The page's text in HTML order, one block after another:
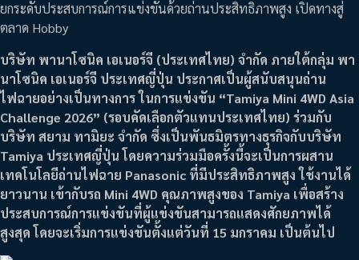
ยกระดับประสบการณ์การแข่งขันด้วยถ่านประสิทธิภาพสูง เปิดทางสู่
ตลาด Hobby
บริษัท พานาโซนิค เอเนอร์จี (ประเทศไทย) จำกัด ภายใต้กลุ่ม พา
นาโซนิค เอเนอร์จี ประเทศญี่ปุ่น ประกาศเป็นผู้สนับสนุนถ่าน
ไฟฉายอย่างเป็นทางการ ในการแข่งขัน “Tamiya Mini 4WD Asia
Challenge 2026” (รอบคัดเลือกตัวแทนประเทศไทย) ร่วมกับ
บริษัท สยาม ทามิยะ จำกัด ซึ่งเป็นพันธมิตรทางธุรกิจกับบริษัท
Tamiya ประเทศญี่ปุ่น โดยความร่วมมือครั้งนี้จะเป็นการผสาน
เทคโนโลยีถ่านไฟฉาย Panasonic ที่มีประสิทธิภาพสูง ใช้งานได้
ยาวนาน เข้ากับรถ Mini 4WD คุณภาพสูงของ Tamiya เพื่อสร้าง
ประสบการณ์การแข่งขันที่ผู้แข่งขันสามารถแสดงศักยภาพได้
สูงสุด โดยจะเริ่มการแข่งขันตั้งแต่วันที่ 15 มกราคม เป็นต้นไป